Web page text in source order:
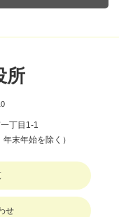
所
丁目1-1
末年始を除く）
せ